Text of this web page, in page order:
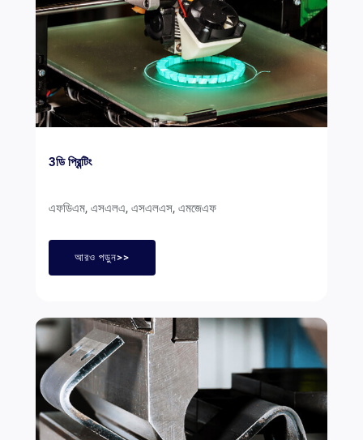
3ডি প্রিন্টিং
এফডিএম, এসএলএ, এসএলএস, এমজেএফ
আরও পড়ুন>>